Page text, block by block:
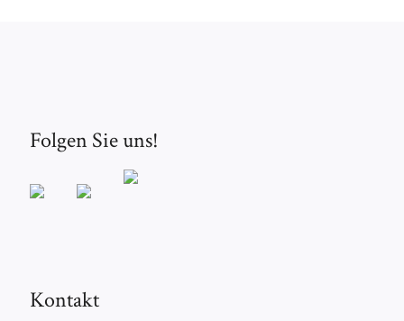
Folgen Sie uns!
Kontakt